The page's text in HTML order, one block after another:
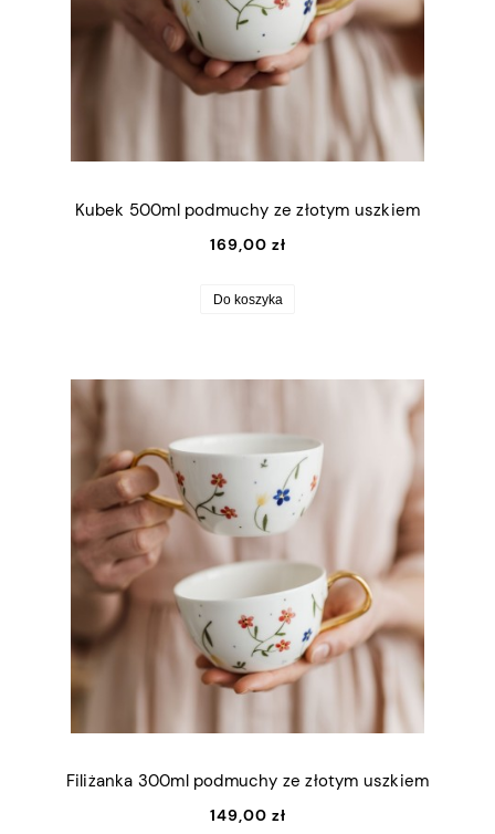
Kubek 500ml podmuchy ze złotym uszkiem
169,00 zł
Do koszyka
Filiżanka 300ml podmuchy ze złotym uszkiem
149,00 zł